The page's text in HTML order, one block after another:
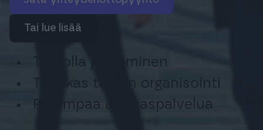
Tai lue lisää
Tiedolla johtaminen
Tehokas töiden organisointi
Parempaa asiakaspalvelua